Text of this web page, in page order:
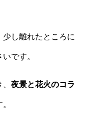
少し離れたところに
です。
夜景と花火のコラ